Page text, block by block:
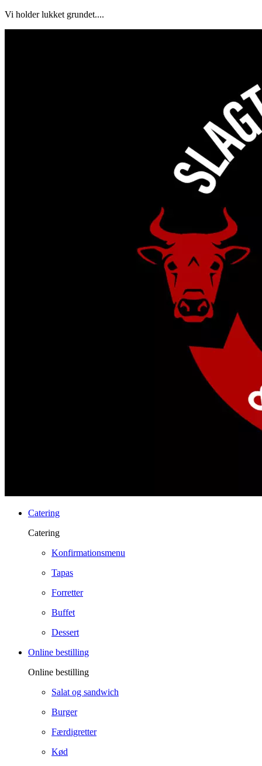
Vi holder lukket grundet....
Catering
Catering
Konfirmationsmenu
Tapas
Forretter
Buffet
Dessert
Online bestilling
Online bestilling
Salat og sandwich
Burger
Færdigretter
Kød